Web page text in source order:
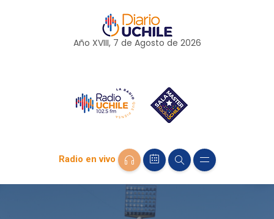
Año XVIII, 7 de Agosto de 2026
Radio en vivo